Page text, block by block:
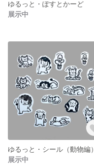
ゆるっと・ぽすとかーど
展示中
ゆるっと・シール（動物編）
展示中